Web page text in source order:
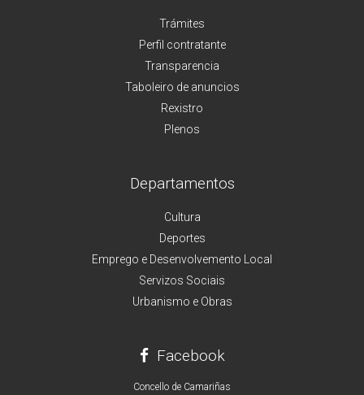
Trámites
Perfil contratante
Transparencia
Taboleiro de anuncios
Rexistro
Plenos
Departamentos
Cultura
Deportes
Emprego e Desenvolvemento Local
Servizos Sociais
Urbanismo e Obras
Facebook
Concello de Camariñas